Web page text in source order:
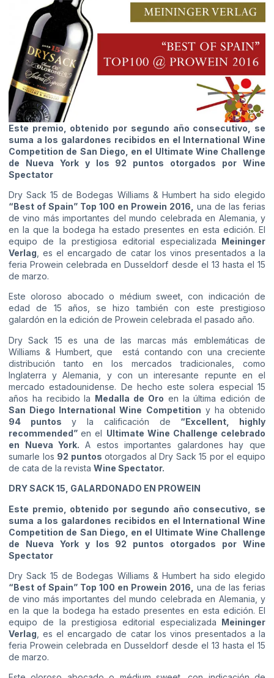
Este premio, obtenido por segundo año consecutivo, se
suma a los galardones recibidos en el International Wine
Competition de San Diego, en el Ultimate Wine Challenge
de Nueva York y los 92 puntos otorgados por Wine
Spectator
Dry Sack 15 de Bodegas Williams & Humbert ha sido elegido
“Best of Spain” Top 100 en Prowein 2016,
una de las ferias
de vino más importantes del mundo celebrada en Alemania, y
en la que la bodega ha estado presentes en esta edición. El
equipo de la prestigiosa editorial especializada Meininger
Verlag , es el encargado de catar los vinos presentados a la
feria Prowein celebrada en Dusseldorf desde el 13 hasta el 15
de marzo.
Este oloroso abocado o médium sweet, con indicación de
edad de 15 años, se hizo también con este prestigioso
galardón en la edición de Prowein celebrada el pasado año.
Dry Sack 15 es una de las marcas más emblemáticas de
Williams & Humbert, que está contando con una creciente
distribución tanto en los mercados tradicionales, como
Inglaterra y Alemania, y con un interesante repunte en el
mercado estadounidense. De hecho este solera especial 15
años ha recibido la Medalla de Oro en la última edición de
San Diego International Wine Competition y ha obtenido
94 puntos y la calificación de “Excellent, highly
recommended”en el Ultimate Wine Challenge celebrado
en Nueva York. A estos importantes galardones hay que
sumarle los 92 puntos otorgados al Dry Sack 15 por el equipo
de cata de la revista Wine Spectator.
DRY SACK 15, GALARDONADO EN PROWEIN
Este premio, obtenido por segundo año consecutivo, se
suma a los galardones recibidos en el International Wine
Competition de San Diego, en el Ultimate Wine Challenge
de Nueva York y los 92 puntos otorgados por Wine
Spectator
Dry Sack 15 de Bodegas Williams & Humbert ha sido elegido
“Best of Spain” Top 100 en Prowein 2016,
una de las ferias
de vino más importantes del mundo celebrada en Alemania, y
en la que la bodega ha estado presentes en esta edición. El
equipo de la prestigiosa editorial especializada Meininger
Verlag , es el encargado de catar los vinos presentados a la
feria Prowein celebrada en Dusseldorf desde el 13 hasta el 15
de marzo.